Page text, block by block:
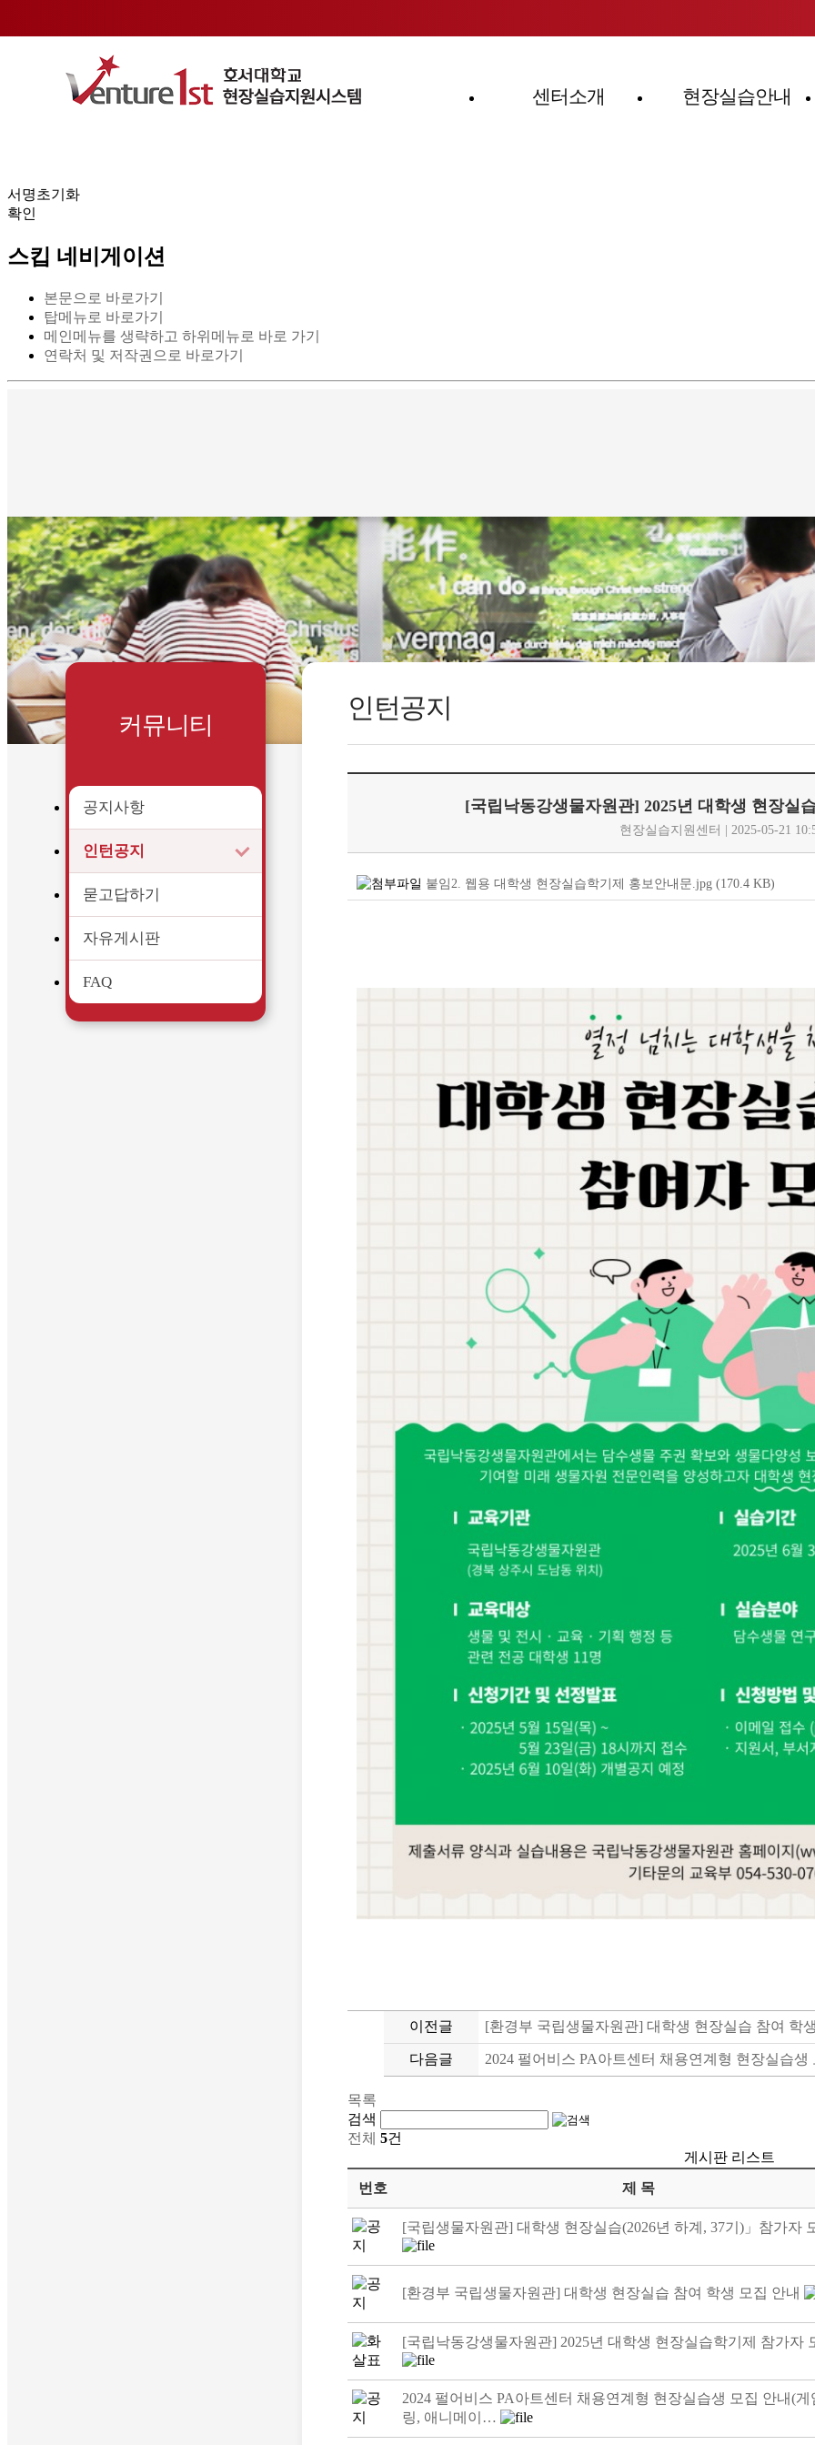
전자서명란
서명초기화
확인
스킵 네비게이션
본문으로 바로가기
탑메뉴로 바로가기
메인메뉴를 생략하고 하위메뉴로 바로 가기
연락처 및 저작권으로 바로가기
센터소개 현장실습안내
커뮤니티
공지사항
인턴공지
묻고답하기
자유게시판
FAQ
인턴공지
[국립낙동강생물자원관] 2025년 대학생 현장실
현장실습지원센터 | 2025-05-21
붙임2. 웹용 대학생 현장실습학기제 홍보안내문.jpg (170.4 KB)
이전글 [환경부 국립생물자원관] 대학생 현장실습 참여 학
다음글 2024 펄어비스 PA아트센터 채용연계형 현장실습
목록
검색
전체 5건
게시판 리스트
번호
제 목
[국립생물자원관] 대학생 현장실습(2026년 하계, 37기)」참가자
[환경부 국립생물자원관] 대학생 현장실습 참여 학생 모집 안내
[국립낙동강생물자원관] 2025년 대학생 현장실습학기제 참가자
2024 펄어비스 PA아트센터 채용연계형 현장실습생 모집 안내(게
링, 애니메이…